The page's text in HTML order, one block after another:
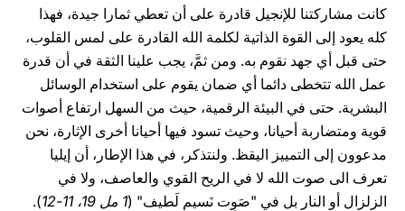
كانت مشاركتنا للإنجيل قادرة على أن تعطي ثمارا جيدة، فهذا
كله يعود إلى القوة الذاتية لكلمة الله القادرة على لمس القلوب،
حتى قبل أي جهد نقوم به. ومن ثمَّ، يجب علينا الثقة في أن قدرة
عمل الله تتخطى دائما أي ضمان يقوم على استخدام الوسائل
البشرية. حتى في البيئة الرقمية، حيث من السهل ارتفاع أصوات
قوية ومتضاربة أحيانا، وحيث تسود فيها أحيانا أخرى الإثارة، نحن
مدعوون إلى التمييز اليقظ. ولنتذكر، في هذا الإطار، أن إيليا
تعرف الى صوت الله لا في الريح القوي والعاصف، ولا في
الزلزال أو النار بل في "صَوِت نَسيمٍ لَطيف" (1 مل 19، 11-12
).